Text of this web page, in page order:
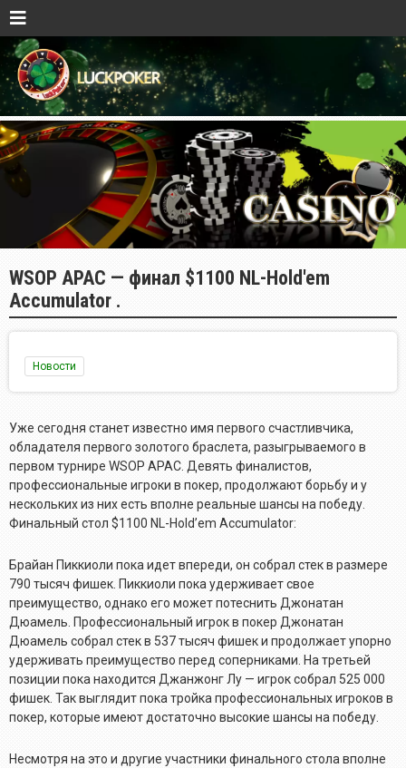
WSOP APAC — финал $1100 NL-Hold'em
Accumulator .
Новости
Уже сегодня станет известно имя первого счастливчика,
обладателя первого золотого браслета, разыгрываемого в
первом турнире WSOP APAC. Девять финалистов,
профессиональные игроки в покер, продолжают борьбу и у
нескольких из них есть вполне реальные шансы на победу.
Финальный стол $1100 NL-Hold’em Accumulator:
Брайан Пиккиоли пока идет впереди, он собрал стек в размере
790 тысяч фишек. Пиккиоли пока удерживает свое
преимущество, однако его может потеснить Джонатан
Дюамель. Профессиональный игрок в покер Джонатан
Дюамель собрал стек в 537 тысяч фишек и продолжает упорно
удерживать преимущество перед соперниками. На третьей
позиции пока находится Джанжонг Лу — игрок собрал 525 000
фишек. Так выглядит пока тройка профессиональных игроков в
покер, которые имеют достаточно высокие шансы на победу.
Несмотря на это и другие участники финального стола вполне